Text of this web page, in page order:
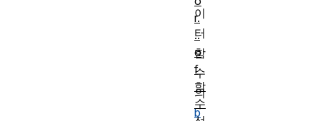
이
터
함
수
의
b
r.
..
o
f
함
수